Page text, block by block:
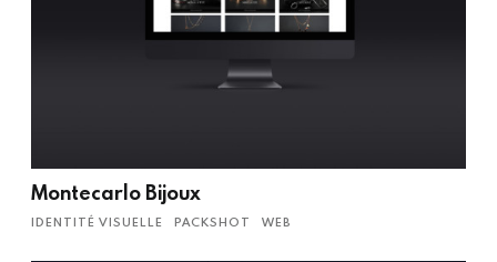
Montecarlo Bijoux
IDENTITÉ VISUELLE PACKSHOT WEB